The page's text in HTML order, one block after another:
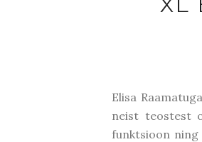
Elisa
neist teostest
funktsioon ning